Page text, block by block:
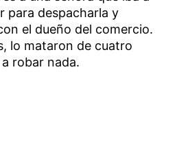
para despacharla y
el dueño del comercio.
lo mataron de cuatro
robar nada.